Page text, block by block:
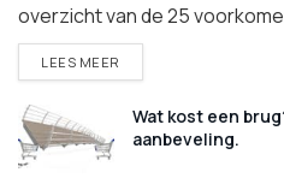
overzicht van de 25
LEES MEER
Wat kost een
aanbeveling.